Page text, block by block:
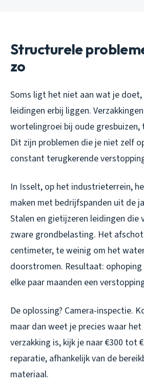
Structurele
zo
Soms ligt het niet aan wat je doet,
leidingen erbij liggen.
wortelingroei bij oude
Dit zijn problemen die je niet zelf
constant terugkerende
In Isselt, op het industrieterrein,
maken met bedrijfspanden uit de
Stalen en gietijzeren leidingen die
zware grondbelasting. Het
centimeter, te weinig om het
doorstromen. Resultaat: ophoping
elke paar maanden een
De oplossing? Camera-inspectie.
maar dan weet je precies waar
verzakking is, kijk je naar €300 tot
reparatie, afhankelijk van de
materiaal.